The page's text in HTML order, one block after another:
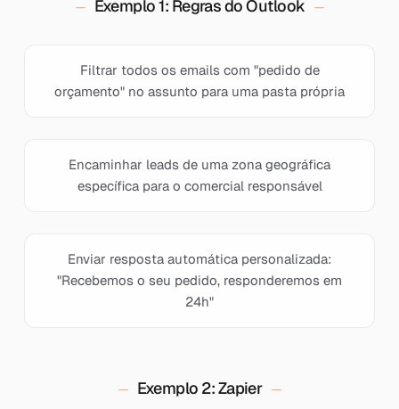
Exemplo 1: Regras do Outlook
Filtrar todos os emails com "pedido de
orçamento" no assunto para uma pasta própria
Encaminhar leads de uma zona geográfica
específica para o comercial responsável
Enviar resposta automática personalizada:
"Recebemos o seu pedido, responderemos em
24h"
Exemplo 2: Zapier